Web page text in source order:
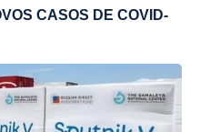
CASOS DE COVID-